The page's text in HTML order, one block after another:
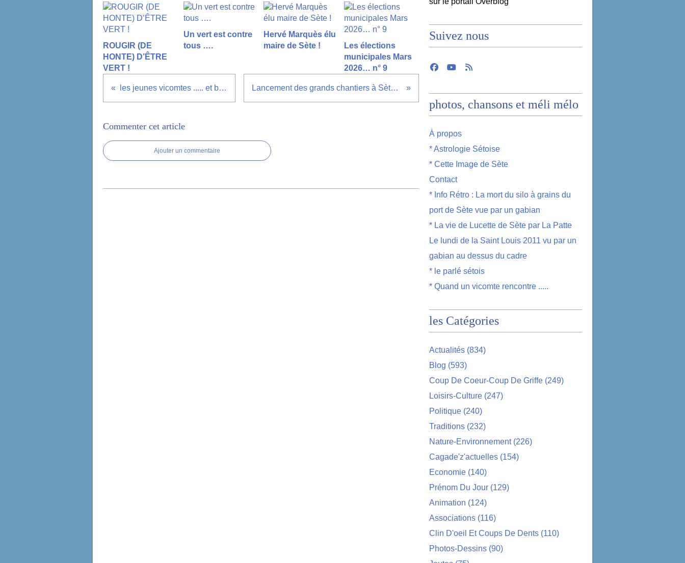
ROUGIR (DE
HONTE) D’ÊTRE
VERT !
Un vert est contre
tous ….
Hervé Marquès élu
maire de Sète !
Les élections
municipales Mars
2026… n° 9
les jeunes vicomtes ..... et baptistin Lancement des grands chantiers à Sète (suite 1)
Commenter cet article
Ajouter un commentaire
Suivez nous
photos, chansons et méli mélo
À propos
* Astrologie Sétoise
* Cette Image de Sète
Contact
* Info Rétro : La mort du silo à grains du
port de Sète vue par un gabian
* La vie de Lucette de Sète par La Patte
Le lundi de la Saint Louis 2011 vu par un
gabian au dessus du cadre
* le parlé sétois
* Quand un vicomte rencontre .....
les Catégories
Actualités (834)
Blog (593)
Coup De Coeur-Coup De Griffe (249)
Loisirs-Culture (247)
Politique (240)
Traditions (232)
Nature-Environnement(226)
Cagade'z'actuelles (154)
Economie (140)
Prénom Du Jour (129)
Animation (124)
Associations (116)
Clin D'oeil Et Coups De Dents (110)
Photos-Dessins (90)